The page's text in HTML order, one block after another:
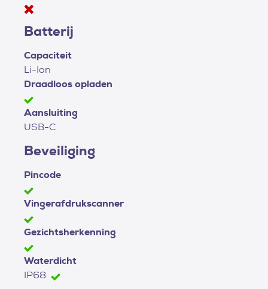
Batterij
Capaciteit
Li-Ion
Draadloos opladen
Aansluiting
USB-C
Beveiliging
Pincode
Vingerafdrukscanner
Gezichtsherkenning
Waterdicht
IP68